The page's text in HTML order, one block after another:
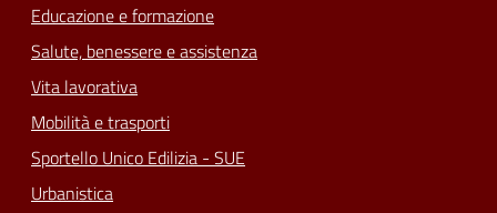
Educazione e formazione
Salute, benessere e assistenza
Vita lavorativa
Mobilità e trasporti
Sportello Unico Edilizia - SUE
Urbanistica